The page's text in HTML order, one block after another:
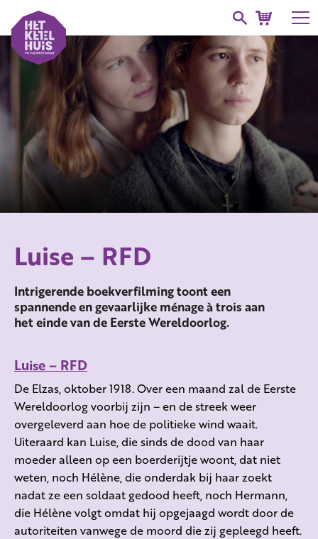
Luise – RFD
Intrigerende boekverfilming toont een
spannende en gevaarlijke ménage à trois aan
het einde van de Eerste Wereldoorlog.
Luise – RFD
De Elzas, oktober 1918. Over een maand zal de Eerste
Wereldoorlog voorbij zijn – en de streek weer
overgeleverd aan hoe de politieke wind waait.
Uiteraard kan Luise, die sinds de dood van haar
moeder alleen op een boerderijtje woont, dat niet
weten, noch Hélène, die onderdak bij haar zoekt
nadat ze een soldaat gedood heeft, noch Hermann,
die Hélène volgt omdat hij opgejaagd wordt door de
autoriteiten vanwege de moord die zij gepleegd heeft.